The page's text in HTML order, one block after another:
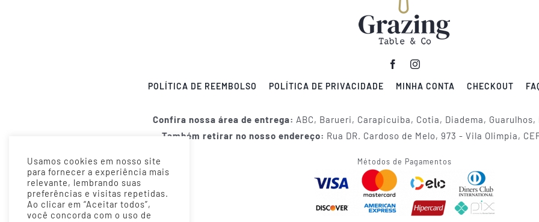
POLÍTICA DE REEMBOLSO POLÍTICA DE PRIVACIDADE MINHA CONTA CHECKOUT
Confira nossa área de entrega: ABC, Barueri, Carapicuiba, Cotia, Diadema, Guarulhos,
Também retirar no nosso endereço: Rua DR. Cardoso de Melo, 973 - Vila Olimpia,
Métodos de Pagamentos
Usamos cookies em nosso site
para fornecer a experiência mais
relevante, lembrando suas
preferências e visitas repetidas.
Ao clicar em “Aceitar todos”,
você concorda com o uso de